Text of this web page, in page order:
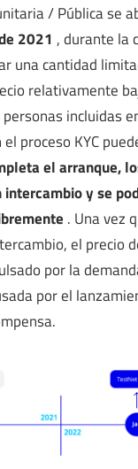
/ Pública se
2021 , durante la
una cantidad
relativamente
incluidas
proceso KYC
el arranque,
intercambio y se
. Una vez
el precio
por la
por el